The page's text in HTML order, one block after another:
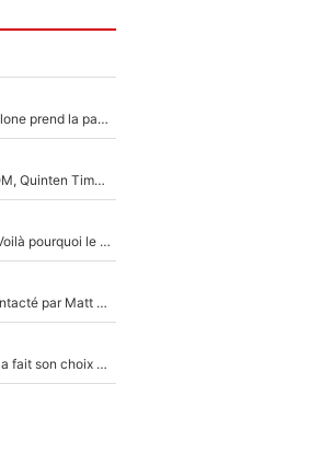
Ferran Torres a dit oui au PSG : Le FC Barcelone prend la parole alors qu'un transfert de l'attaquant espagnol prend forme
En plein cauchemar après son transfert à l'OM, Quinten Timber raconte ses doutes après sa signature à Marseille
Yan Diomandé était trop cher pour le PSG : Voilà pourquoi le Real Madrid a accepté de payer la somme record de 140M€ pour boucler son transfert !
De l'équipe de France à The Voice Kids : Contacté par Matt Pokora, Kylian Mbappé a accepté de jouer un rôle inédit sur TF1 !
La Liga sur beIN Sports c’est terminé, DAZN a fait son choix pour Benjamin Da Silva et Omar Da Fonseca !